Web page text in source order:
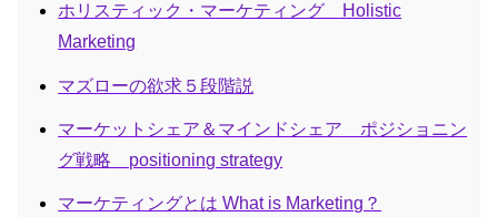
ホリスティック・マーケティング Holistic
Marketing
マズローの欲求５段階説
マーケットシェア＆マインドシェア ポジショニン
グ戦略 positioning strategy
マーケティングとは What is Marketing？